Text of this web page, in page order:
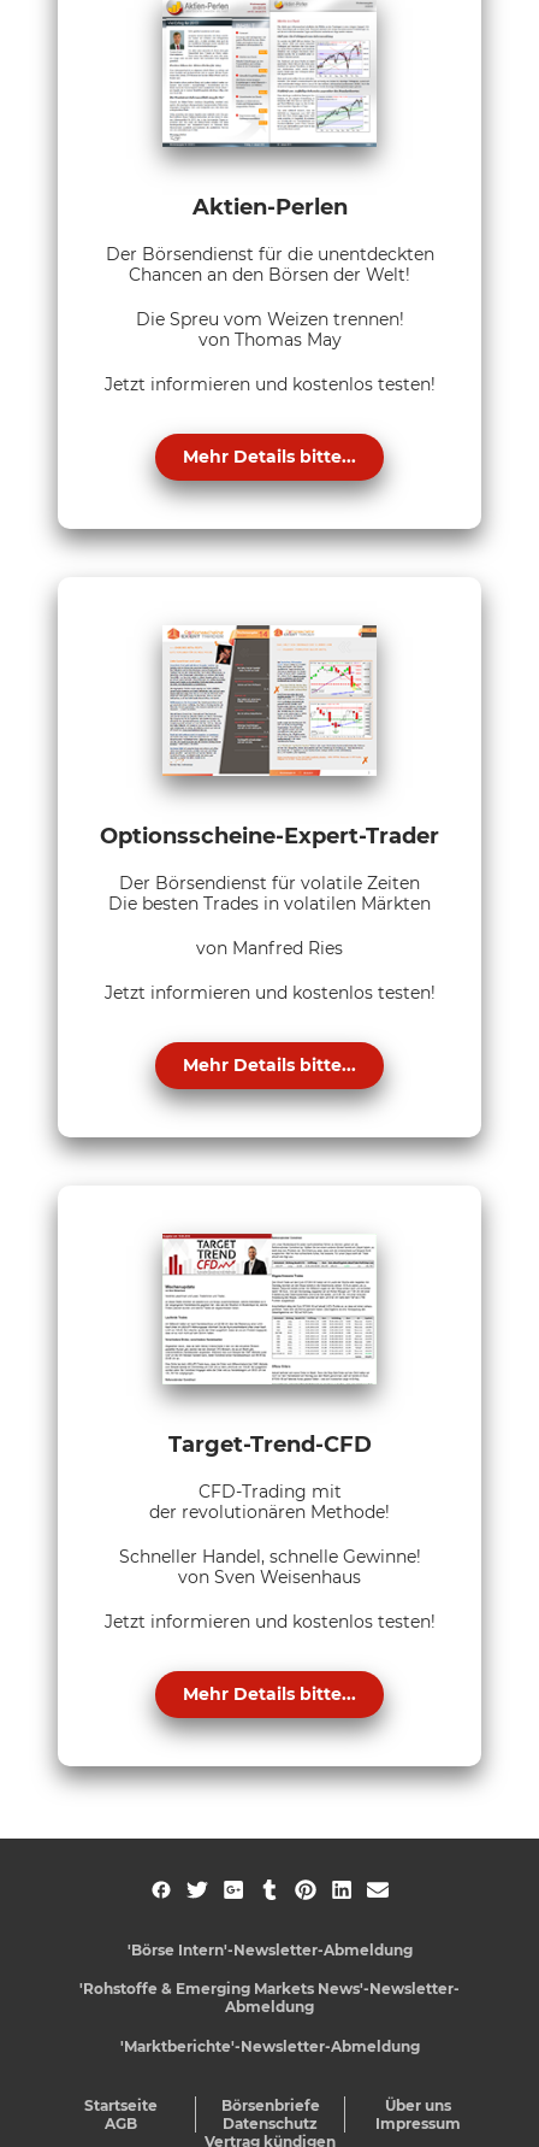
Aktien-Perlen
Der Börsendienst für die unentdeckten
Chancen an den Börsen der Welt!
Die Spreu vom Weizen trennen!
von Thomas May
Jetzt informieren und kostenlos testen!
Mehr Details bitte...
Optionsscheine-Expert-Trader
Der Börsendienst für volatile Zeiten
Die besten Trades in volatilen Märkten
von Manfred Ries
Jetzt informieren und kostenlos testen!
Mehr Details bitte...
Target-Trend-CFD
CFD-Trading mit
der revolutionären Methode!
Schneller Handel, schnelle Gewinne!
von Sven Weisenhaus
Jetzt informieren und kostenlos testen!
Mehr Details bitte...
'Börse Intern'-Newsletter-Abmeldung
'Rohstoffe & Emerging Markets News'-Newsletter-
Abmeldung
'Marktberichte'-Newsletter-Abmeldung
Startseite Börsenbriefe
Über uns
AGB
Datenschutz
Impressum
Vertrag kündigen